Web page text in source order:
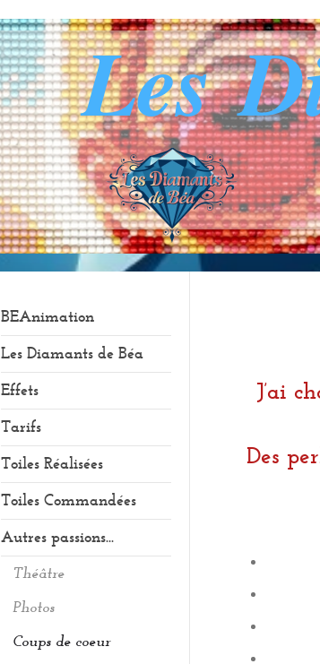
Les
BEAnimation
Les Diamants de Béa
Effets
Tarifs
Toiles Réalisées
Toiles Commandées
Autres passions...
Théâtre
Photos
Coups de coeur
J’ai
Des